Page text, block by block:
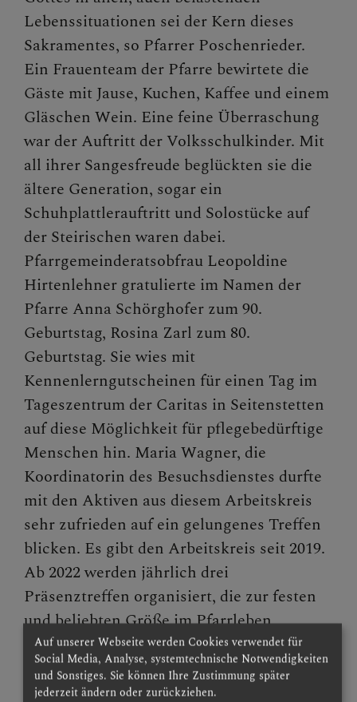
Lebenssituationen sei der Kern dieses
Sakramentes, so Pfarrer Poschenrieder.
Ein Frauenteam der Pfarre bewirtete die
Gäste mit Jause, Kuchen, Kaffee und einem
Gläschen Wein. Eine feine Überraschung
war der Auftritt der Volksschulkinder. Mit
all ihrer Sangesfreude beglückten sie die
ältere Generation, sogar ein
Schuhplattlerauftritt und Solostücke auf
der Steirischen waren dabei.
Pfarrgemeinderatsobfrau Leopoldine
Hirtenlehner gratulierte im Namen der
Pfarre Anna Schörghofer zum 90.
Geburtstag, Rosina Zarl zum 80.
Geburtstag. Sie wies mit
Kennenlerngutscheinen für einen Tag im
Tageszentrum der Caritas in Seitenstetten
auf diese Möglichkeit für pflegebedürftige
Menschen hin. Maria Wagner, die
Koordinatorin des Besuchsdienstes durfte
mit den Aktiven aus diesem Arbeitskreis
sehr zufrieden auf ein gelungenes Treffen
blicken. Es gibt den Arbeitskreis seit 2019.
Ab 2022 werden jährlich drei
Präsenztreffen organisiert, die zur festen
und beliebten Größe im Pfarrleben
geworden sind.
Auf unserer Webseite werden Cookies verwendet für
Social Media, Analyse, systemtechnische Notwendigkeiten
und Sonstiges. Sie können Ihre Zustimmung später
jederzeit ändern oder zurückziehen.